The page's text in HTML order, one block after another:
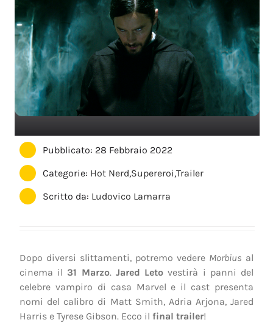
Pubblicato: 28 Febbraio 2022
Categorie: Hot Nerd,Supereroi,Trailer
Scritto da: Ludovico Lamarra
Dopo diversi slittamenti, potremo vedere Morbius al
cinema il31 Marzo. Jared Leto vestirà i panni del
celebre vampiro di casa Marvel e il cast presenta
nomi del calibro di Matt Smith, Adria Arjona, Jared
Harris e Tyrese Gibson. Ecco il final trailer!